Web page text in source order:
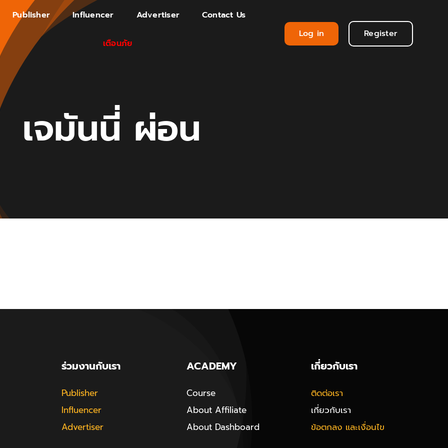
Publisher Influencer Advertiser Contact Us
เตือนภัย
Log in Register
เจมันนี่ ผ่อน
ร่วมงานกับเรา
Publisher
Influencer
Advertiser
ACADEMY
Course
About Affiliate
About Dashboard
เกี่ยวกับเรา
ติดต่อเรา
เกี่ยวกับเรา
ข้อตกลง และเงื่อนไข